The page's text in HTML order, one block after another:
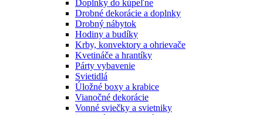
Doplnky do kúpeľne
Drobné dekorácie a doplnky
Drobný nábytok
Hodiny a budíky
Krby, konvektory a ohrievače
Kvetináče a hrantíky
Párty vybavenie
Svietidlá
Úložné boxy a krabice
Vianočné dekorácie
Vonné sviečky a svietniky